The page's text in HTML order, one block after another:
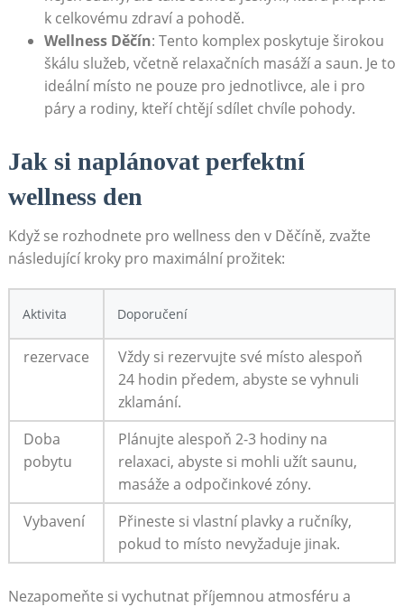
k ‍celkovému zdraví a​ pohodě.
Wellness‌ Děčín: Tento komplex poskytuje širokou
škálu služeb, včetně relaxačních ‍masáží ⁤a saun. Je to⁢
ideální⁣ místo​ ne pouze pro⁤ jednotlivce, ale i​ pro
⁢páry a ‍rodiny, kteří chtějí sdílet chvíle pohody.
Jak si‌ naplánovat perfektní
⁢wellness den
Když se rozhodnete pro⁣ wellness‍ den v‍ Děčíně, zvažte
následující kroky pro maximální prožitek:
Aktivita Doporučení
rezervace
Vždy si rezervujte své místo‍ alespoň
24 ‍hodin předem,⁢ abyste se vyhnuli⁢
zklamání.
Doba
pobytu
Plánujte alespoň ⁢2-3 hodiny na​
relaxaci, abyste si mohli užít saunu,
masáže a odpočinkové zóny.
Vybavení
Přineste si vlastní plavky a ručníky,
pokud to‍ místo nevyžaduje jinak.
Nezapomeňte⁣ si vychutnat příjemnou atmosféru a